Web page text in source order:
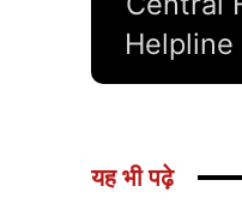
यह भी पढ़े